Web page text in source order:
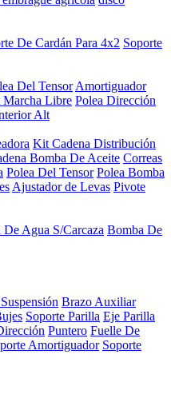
De Cardán Para 4x2 Soporte
Del Tensor Amortiguador
Marcha Libre Polea Dirección
Alt
Kit Cadena Distribución
Bomba De Aceite Correas
Polea Del Tensor Polea Bomba
Ajustador de Levas Pivote
De Agua S/Carcaza Bomba De
Brazo Auxiliar
Soporte Parilla Eje Parilla
Puntero Fuelle De
Amortiguador Soporte